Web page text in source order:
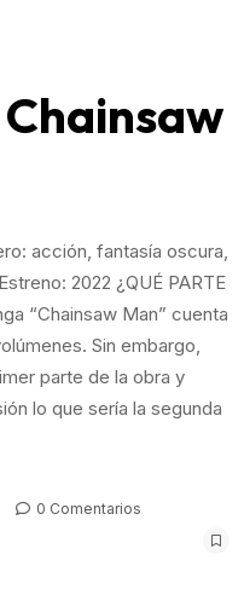
Chainsaw
acción, fantasía oscura,
2022 ¿QUÉ PARTE
“Chainsaw Man” cuenta
Sin embargo,
parte de la obra y
lo que sería la segunda
0 Comentarios